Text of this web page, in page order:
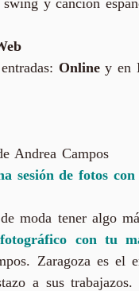
Onliney en
Andrea Campos
sesión de fotos
moda tener algo
con tu
Zaragoza es
a sus